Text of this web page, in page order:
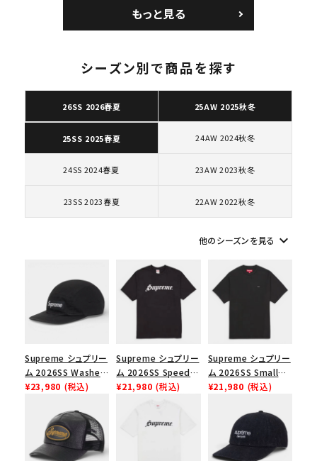
キャップ・ハット
ショルダー・ウエストバッグ
ブラックスウェット
カテゴリーから探す
コラボレーションブランドから探す
並び順
円 ～
円
在庫のない商品を表示する
絞り込んで検索する
カー ホワイト 白
もっと見る
シーズン別で商品を探す
26SS 2026春夏 25AW 2025秋冬
25SS 2025春夏 24AW 2024秋冬
24SS 2024春夏 23AW 2023秋冬
23SS 2023春夏 22AW 2022秋冬
他のシーズンを見る keyboard_arrow_down
Supreme シュプリー
ム 2026SS Washed
Chino Twill Camp
ノツイル キャンプキャ
ップ ブラック
¥23,980 (税込)
Supreme シュプリー
ム 2026SS Speed
Tee スピードTシャツ
¥21,980 (税込)
Supreme シュプリー
ム 2026SS Small
Box Tee スモールボ
¥21,980 (税込)